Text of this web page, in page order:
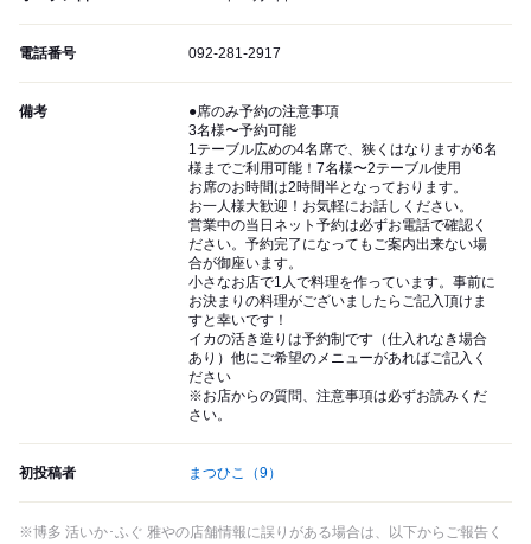
電話番号 092-281-2917
備考
●席のみ予約の注意事項
3名様〜予約可能
1テーブル広めの4名席で、狭くはなりますが6名
様までご利用可能！7名様〜2テーブル使用
お席のお時間は2時間半となっております。
お一人様大歓迎！お気軽にお話しください。
営業中の当日ネット予約は必ずお電話で確認く
ださい。予約完了になってもご案内出来ない場
合が御座います。
小さなお店で1人で料理を作っています。事前に
お決まりの料理がございましたらご記入頂けま
すと幸いです！
イカの活き造りは予約制です（仕入れなき場合
あり）他にご希望のメニューがあればご記入く
ださい
※お店からの質問、注意事項は必ずお読みくだ
さい。
初投稿者 まつひこ （9）
※博多 活いか･ふぐ 雅やの店舗情報に誤りがある場合は、以下からご報告く